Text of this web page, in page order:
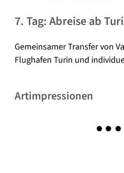
7. Tag: Abreise ab
Gemeinsamer Transfer von
Flughafen Turin und
Artimpressionen